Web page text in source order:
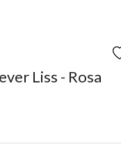
Liss - Rosa